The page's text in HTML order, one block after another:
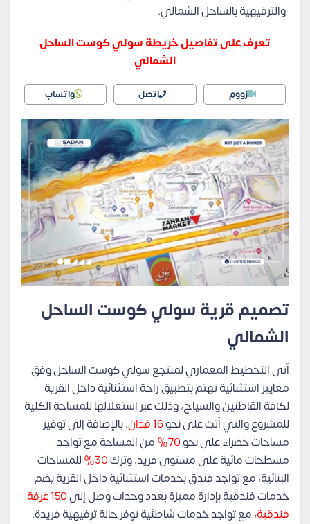
والترفيهية بالساحل الشمالي.
تعرف على تفاصيل خريطة سولي كوست الساحل
الشمالي
زووم اتصل واتساب
تصميم قرية سولي كوست الساحل
الشمالي
أتى التخطيط المعماري لمنتجع سولي كوست الساحل وفق
معايير استثنائية تهتم بتطبيق راحة استثنائية داخل القرية
لكافة القاطنين والسياح، وذلك عبر استغلالها للمساحة الكلية
للمشروع والتي أتت على نحو16 فدان
، بالإضافة إلى توفير
مساحات خضراء على نحو70%
من المساحة مع تواجد
مسطحات مائية على مستوى فريد، وترك30%
للمساحات
البنائية، مع تواجد فندق بخدمات استثنائية داخل القرية يضم
خدمات فندقية بإدارة مميزة بعدد وحدات وصل إلى
150 غرفة
فندقية، مع تواجد خدمات شاطئية توفر حالة ترفيهية فريدة.